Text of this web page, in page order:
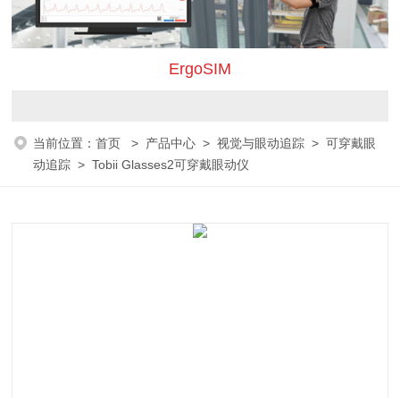
ErgoSIM
当前位置：首页 > 产品中心 >视觉与眼动追踪 >可穿戴眼
动追踪 > Tobii Glasses2可穿戴眼动仪